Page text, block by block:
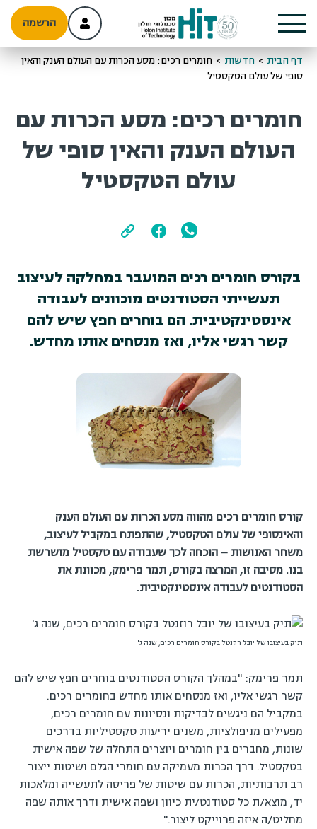
הרשמה
דף הבית > חדשות > חומרים רכים: מסע הכרות עם העולם הענק והאין
סופי של עולם הטקסטיל
חומרים רכים: מסע הכרות עם
העולם הענק והאין סופי של
עולם הטקסטיל
בקורס חומרים רכים המועבר במחלקה לעיצוב
תעשייתי הסטודנטים מוכוונים לעבודה
אינסטינקטיבית. הם בוחרים חפץ שיש להם
קשר רגשי אליו, ואז מנסחים אותו מחדש.
קורס חומרים רכים מהווה מסע הכרות עם העולם הענק
והאינסופי של עולם הטקסטיל, שהתפתח במקביל לעיצוב,
משחר האנושות – הוכחה לכך שעבודה עם טקסטיל מושרשת
בנו. מסיבה זו, המרצה בקורס, תמר פרימק, מכוונת את
הסטודנטים לעבודה אינסטינקטיבית.
תיק בעיצובו של יובל רוזנטל בקורס חומרים רכים, שנה ג'
תמר פרימק: "במהלך הקורס הסטודנטים בוחרים חפץ שיש להם
קשר רגשי אליו, ואז מנסחים אותו מחדש בחומרים רכים.
במקביל הם ניגשים לבדיקות ונסיונות עם חומרים רכים,
מפעילים מניפולציות, משנים יריעות טקסטיליות בדרכים
שונות, מחברים בין חומרים ויוצרים התחלה של שפה אישית
בטקסטיל. דרך הכרות מעמיקה עם חומרי הגלם ושיטות ייצור
רב תרבותיות, הכרות עם שיטות של פריסה לתעשייה ומלאכות
יד, מוצא/ת כל סטודנט/ית כיוון ושפה אישית ודרך אותה שפה
מחליט/ה איזה פרוייקט ליצור."